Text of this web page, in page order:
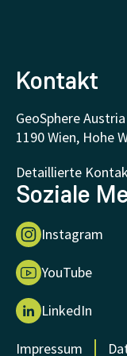
FAQ - Häufig
Forschung
Kontakt
GeoSphere Austria
1190 Wien, Hohe
Detaillierte
Soziale
Instagram
YouTube
LinkedIn
Impressum